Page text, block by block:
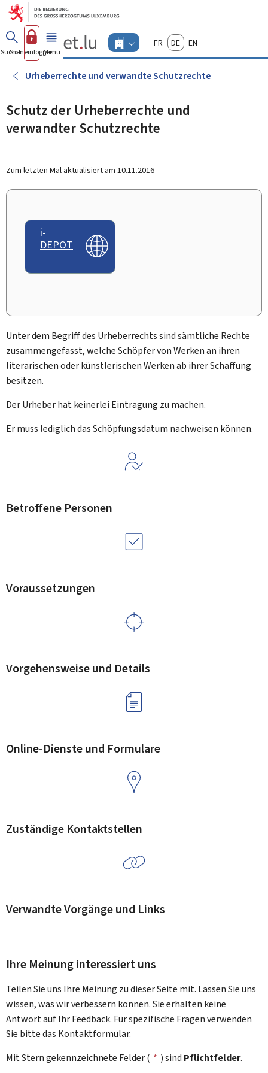
Zum Hauptmenü
Zum Inhalt
Guichet.lu
Changer
d'espace
Menu
actif
FrançaisDeutschEnglish
Suchen
Sich einloggen
Menü Haupt-
Urheberrechte und verwandte Schutzrechte
Schutz der Urheberrechte und
verwandter Schutzrechte
Zum letzten Mal aktualisiert am 10.11.2016
i-
DEPOT
Unter dem Begriff des Urheberrechts sind sämtliche Rechte
zusammengefasst, welche Schöpfer von Werken an ihren
literarischen oder künstlerischen Werken ab ihrer Schaffung
besitzen.
Der Urheber hat keinerlei Eintragung zu machen.
Er muss lediglich das Schöpfungsdatum nachweisen können.
Betroffene Personen
Voraussetzungen
Vorgehensweise und Details
Online-Dienste und Formulare
Zuständige Kontaktstellen
Verwandte Vorgänge und Links
Ihre Meinung interessiert uns
Teilen Sie uns Ihre Meinung zu dieser Seite mit. Lassen Sie uns
wissen, was wir verbessern können. Sie erhalten keine
Antwort auf Ihr Feedback. Für spezifische Fragen verwenden
Sie bitte das Kontaktformular.
Mit Stern gekennzeichnete Felder ( * ) sind Pflichtfelder.